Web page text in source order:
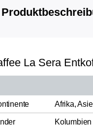
La Sera
Afrika,
Kolumbien